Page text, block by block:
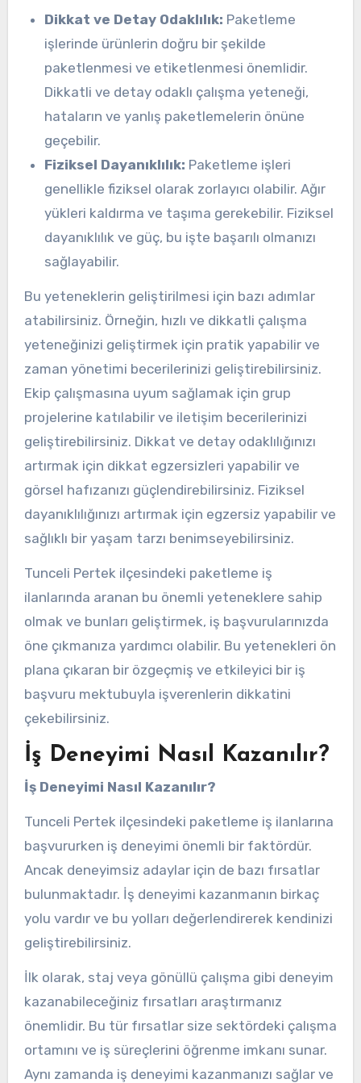
Dikkat ve Detay Odaklılık: Paketleme
işlerinde ürünlerin doğru bir şekilde
paketlenmesi ve etiketlenmesi önemlidir.
Dikkatli ve detay odaklı çalışma yeteneği,
hataların ve yanlış paketlemelerin önüne
geçebilir.
Fiziksel Dayanıklılık: Paketleme işleri
genellikle fiziksel olarak zorlayıcı olabilir. Ağır
yükleri kaldırma ve taşıma gerekebilir. Fiziksel
dayanıklılık ve güç, bu işte başarılı olmanızı
sağlayabilir.
Bu yeteneklerin geliştirilmesi için bazı adımlar
atabilirsiniz. Örneğin, hızlı ve dikkatli çalışma
yeteneğinizi geliştirmek için pratik yapabilir ve
zaman yönetimi becerilerinizi geliştirebilirsiniz.
Ekip çalışmasına uyum sağlamak için grup
projelerine katılabilir ve iletişim becerilerinizi
geliştirebilirsiniz. Dikkat ve detay odaklılığınızı
artırmak için dikkat egzersizleri yapabilir ve
görsel hafızanızı güçlendirebilirsiniz. Fiziksel
dayanıklılığınızı artırmak için egzersiz yapabilir ve
sağlıklı bir yaşam tarzı benimseyebilirsiniz.
Tunceli Pertek ilçesindeki paketleme iş
ilanlarında aranan bu önemli yeteneklere sahip
olmak ve bunları geliştirmek, iş başvurularınızda
öne çıkmanıza yardımcı olabilir. Bu yetenekleri ön
plana çıkaran bir özgeçmiş ve etkileyici bir iş
başvuru mektubuyla işverenlerin dikkatini
çekebilirsiniz.
İş Deneyimi Nasıl Kazanılır?
İş Deneyimi Nasıl Kazanılır?
Tunceli Pertek ilçesindeki paketleme iş ilanlarına
başvururken iş deneyimi önemli bir faktördür.
Ancak deneyimsiz adaylar için de bazı fırsatlar
bulunmaktadır. İş deneyimi kazanmanın birkaç
yolu vardır ve bu yolları değerlendirerek kendinizi
geliştirebilirsiniz.
İlk olarak, staj veya gönüllü çalışma gibi deneyim
kazanabileceğiniz fırsatları araştırmanız
önemlidir. Bu tür fırsatlar size sektördeki çalışma
ortamını ve iş süreçlerini öğrenme imkanı sunar.
Aynı zamanda iş deneyimi kazanmanızı sağlar ve